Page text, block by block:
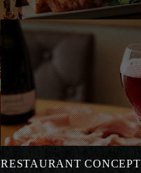
RESTAURANT CONCEPT